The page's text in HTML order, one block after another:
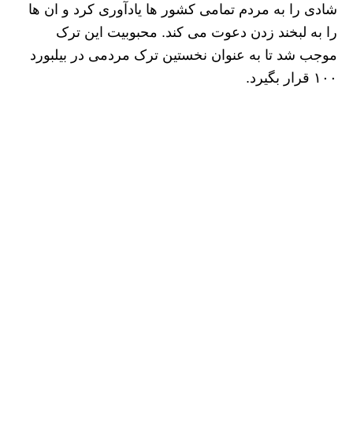
شادی را به مردم تمامی کشور ها یادآوری کرد و ان ها
را به لبخند زدن دعوت می کند. محبوبیت این ترک
موجب شد تا به عنوان نخستین ترک مردمی در بیلبورد
۱۰۰ قرار بگیرد.